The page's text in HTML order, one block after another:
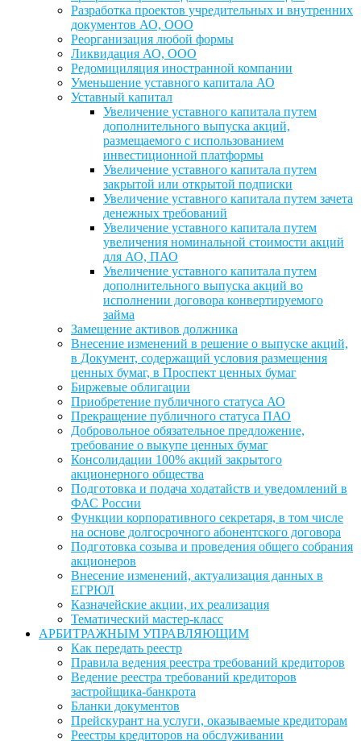
Разработка проектов учредительных и внутренних
документов АО, ООО
Реорганизация любой формы
Ликвидация АО, ООО
Редомициляция иностранной компании
Уменьшение уставного капитала АО
Уставный капитал
Увеличение уставного капитала путем
дополнительного выпуска акций,
размещаемого с использованием
инвестиционной платформы
Увеличение уставного капитала путем
закрытой или открытой подписки
Увеличение уставного капитала путем зачета
денежных требований
Увеличение уставного капитала путем
увеличения номинальной стоимости акций
для АО, ПАО
Увеличение уставного капитала путем
дополнительного выпуска акций во
исполнении договора конвертируемого
займа
Замещение активов должника
Внесение изменений в решение о выпуске акций,
в Документ, содержащий условия размещения
ценных бумаг, в Проспект ценных бумаг
Биржевые облигации
Приобретение публичного статуса АО
Прекращение публичного статуса ПАО
Добровольное обязательное предложение,
требование о выкупе ценных бумаг
Консолидации 100% акций закрытого
акционерного общества
Подготовка и подача ходатайств и уведомлений в
ФАС России
Функции корпоративного секретаря, в том числе
на основе долгосрочного абонентского договора
Подготовка созыва и проведения общего собрания
акционеров
Внесение изменений, актуализация данных в
ЕГРЮЛ
Казначейские акции, их реализация
Тематический мастер-класс
АРБИТРАЖНЫМ УПРАВЛЯЮЩИМ
Как передать реестр
Правила ведения реестра требований кредиторов
Ведение реестра требований кредиторов
застройщика-банкрота
Бланки документов
Прейскурант на услуги, оказываемые кредиторам
Реестры кредиторов на обслуживании